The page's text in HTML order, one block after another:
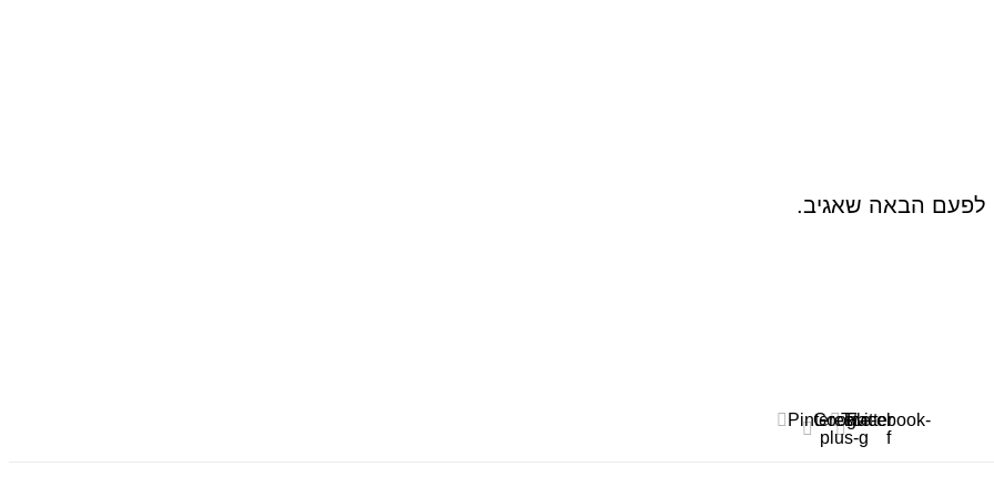
לפעם הבאה שאגיב.
Facebook-
f
Twitter
Google-
plus-g
Pinterest